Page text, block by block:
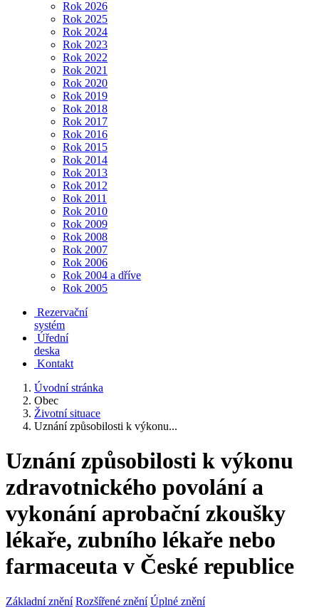
Rok 2026
Rok 2025
Rok 2024
Rok 2023
Rok 2022
Rok 2021
Rok 2020
Rok 2019
Rok 2018
Rok 2017
Rok 2016
Rok 2015
Rok 2014
Rok 2013
Rok 2012
Rok 2011
Rok 2010
Rok 2009
Rok 2008
Rok 2007
Rok 2006
Rok 2004 a dříve
Rok 2005
Rezervační
systém
Úřední
deska
Kontakt
Úvodní stránka
Obec
Životní situace
Uznání způsobilosti k výkonu...
Uznání způsobilosti k výkonu
zdravotnického povolání a
vykonání aprobační zkoušky
lékaře, zubního lékaře nebo
farmaceuta v České republice
Základní znění Rozšířené znění Úplné znění